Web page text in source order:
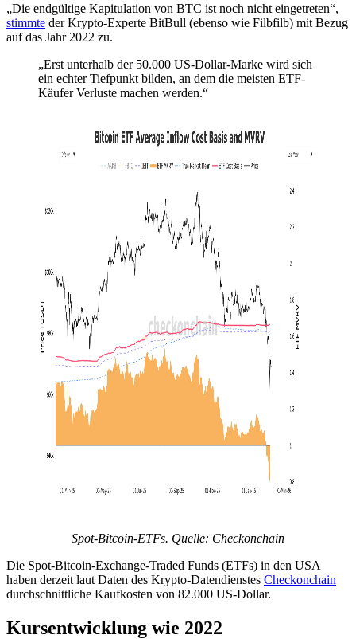
„Die endgültige Kapitulation von BTC ist noch nicht eingetreten“,
stimmte der Krypto-Experte BitBull (ebenso wie Filbfilb) mit Bezug
auf das Jahr 2022 zu.
„Erst unterhalb der 50.000 US-Dollar-Marke wird sich
ein echter Tiefpunkt bilden, an dem die meisten ETF-
Käufer Verluste machen werden.“
Spot-Bitcoin-ETFs. Quelle: Checkonchain
Die Spot-Bitcoin-Exchange-Traded Funds (ETFs) in den USA
haben derzeit laut Daten des Krypto-Datendienstes Checkonchain
durchschnittliche Kaufkosten von 82.000 US-Dollar.
Kursentwicklung wie 2022